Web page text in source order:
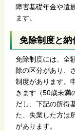
障害基礎年金や遺
ます。
免除制度と納
免除制度には、全
除の区分があり、
制度があります。
きます（50歳未満
だし、下記の所得
た、失業した方は
があります。